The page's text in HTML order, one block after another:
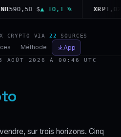
$▲ +0,1 % XRP1,02 $
CRYPTO VIA 22 SOURCES
Méthode App
AOÛT 2026 À 00:46 UTC
sur trois horizons. Cinq